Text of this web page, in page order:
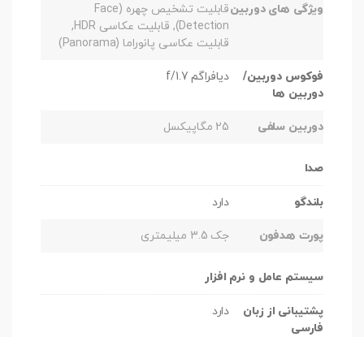
ویژگی های دوربین
قابلیت تشخیص چهره (Face
Detection), قابلیت عکاسی HDR,
قابلیت عکاسی پانوراما (Panorama)
فوکوس دوربین/
دوربین ها
دیافراگم f/1.7
دوربین سلفی 25 مگاپیکسل
صدا
بلندگو دارد
پورت هدفون جک 3.5 میلیمتری
سیستم عامل و نرم افزار
پشتیبانی از زبان
فارسی
دارد